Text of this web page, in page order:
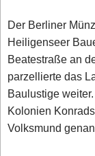
Der Berliner
Heiligenseer
Beatestraße an
parzellierte das
Baulustige
Kolonien
Volksmund